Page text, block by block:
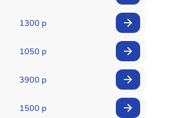
1300 р
1050 р
3900 р
1500 р